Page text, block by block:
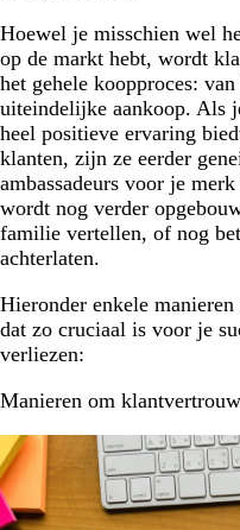
Hoewel je misschien wel
op de markt hebt, wordt
het gehele koopproces:
uiteindelijke aankoop. Als
heel positieve ervaring
klanten, zijn ze eerder
ambassadeurs voor je
wordt nog verder
familie vertellen, of nog
achterlaten.
Hieronder enkele
dat zo cruciaal is voor je
verliezen:
Manieren om